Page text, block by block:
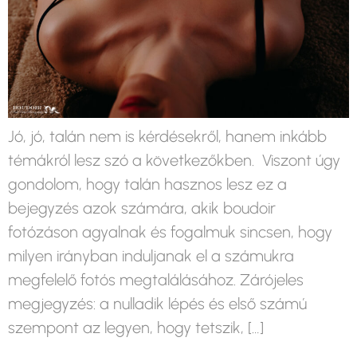
Jó, jó, talán nem is kérdésekről, hanem inkább
témákról lesz szó a következőkben. Viszont úgy
gondolom, hogy talán hasznos lesz ez a
bejegyzés azok számára, akik boudoir
fotózáson agyalnak és fogalmuk sincsen, hogy
milyen irányban induljanak el a számukra
megfelelő fotós megtalálásához. Zárójeles
megjegyzés: a nulladik lépés és első számú
szempont az legyen, hogy tetszik, […]